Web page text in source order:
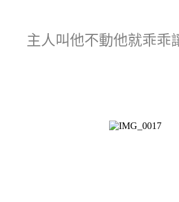
主人叫他不動他就乖乖